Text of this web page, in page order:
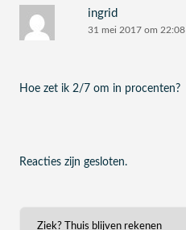
ingrid
31 mei 2017 om 22:08
Hoe zet ik 2/7 om in procenten?
Reacties zijn gesloten.
Ziek? Thuis blijven rekenen